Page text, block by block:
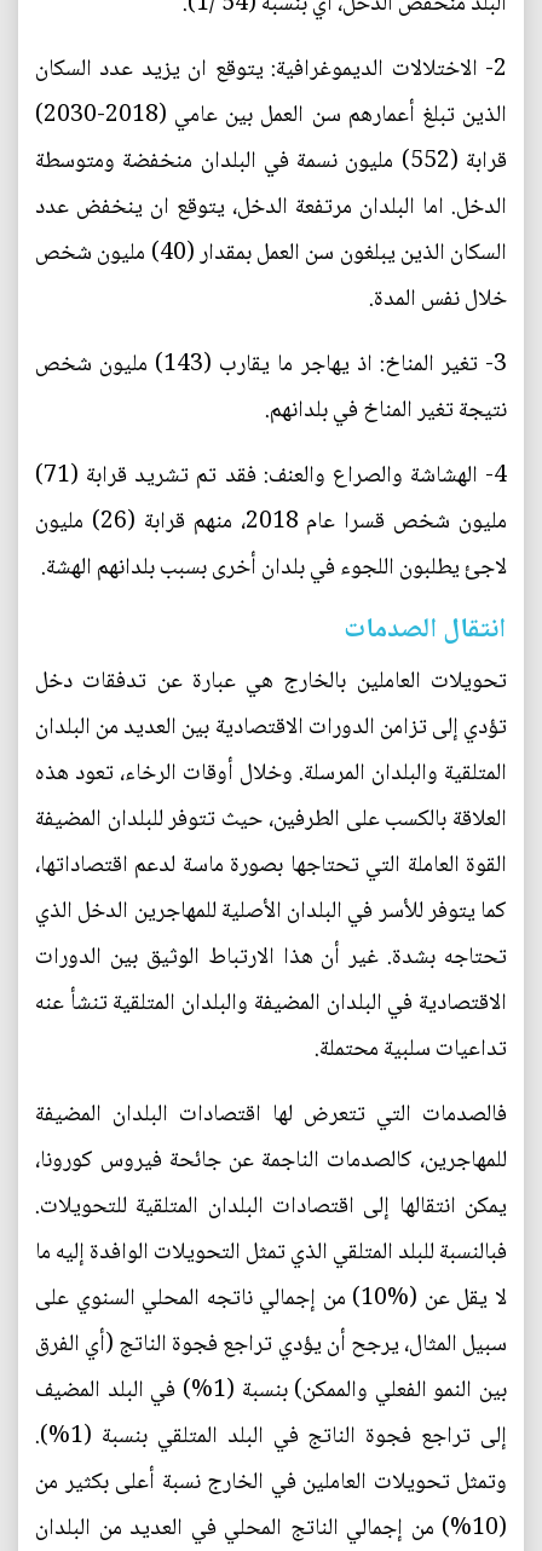
2- الاختلالات الديموغرافية: يتوقع ان يزيد عدد السكان
الذين تبلغ أعمارهم سن العمل بين عامي (2018-2030)
قرابة (552) مليون نسمة في البلدان منخفضة ومتوسطة
الدخل. اما البلدان مرتفعة الدخل، يتوقع ان ينخفض عدد
السكان الذين يبلغون سن العمل بمقدار (40) مليون شخص
خلال نفس المدة.
3- تغير المناخ: اذ يهاجر ما يقارب (143) مليون شخص
نتيجة تغير المناخ في بلدانهم.
4- الهشاشة والصراع والعنف: فقد تم تشريد قرابة (71)
مليون شخص قسرا عام 2018، منهم قرابة (26) مليون
لاجئ يطلبون اللجوء في بلدان أخرى بسبب بلدانهم الهشة.
انتقال الصدمات
تحويلات العاملين بالخارج هي عبارة عن تدفقات دخل
تؤدي إلى تزامن الدورات الاقتصادية بين العديد من البلدان
المتلقية والبلدان المرسلة. وخلال أوقات الرخاء، تعود هذه
العلاقة بالكسب على الطرفين، حيث تتوفر للبلدان المضيفة
القوة العاملة التي تحتاجها بصورة ماسة لدعم اقتصاداتها،
كما يتوفر للأسر في البلدان الأصلية للمهاجرين الدخل الذي
تحتاجه بشدة. غير أن هذا الارتباط الوثيق بين الدورات
الاقتصادية في البلدان المضيفة والبلدان المتلقية تنشأ عنه
تداعيات سلبية محتملة.
فالصدمات التي تتعرض لها اقتصادات البلدان المضيفة
للمهاجرين، كالصدمات الناجمة عن جائحة فيروس كورونا،
يمكن انتقالها إلى اقتصادات البلدان المتلقية للتحويلات.
فبالنسبة للبلد المتلقي الذي تمثل التحويلات الوافدة إليه ما
لا يقل عن (%10) من إجمالي ناتجه المحلي السنوي على
سبيل المثال، يرجح أن يؤدي تراجع فجوة الناتج (أي الفرق
بين النمو الفعلي والممكن) بنسبة (1%) في البلد المضيف
إلى تراجع فجوة الناتج في البلد المتلقي بنسبة (1%).
وتمثل تحويلات العاملين في الخارج نسبة أعلى بكثير من
(10%) من إجمالي الناتج المحلي في العديد من البلدان